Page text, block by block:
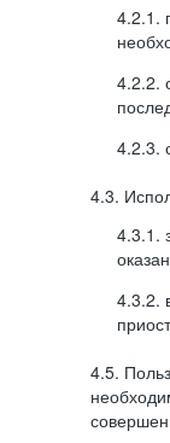
4.2.1.
4.2.2.
4.2.3.
4.3.
4.3.1.
4.3.2.
4.5.